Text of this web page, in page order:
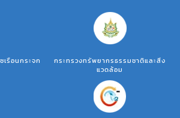
รือนกระจก
กระทรวงทรัพยากรธรรมชาติและสิ่ง
แวดล้อม